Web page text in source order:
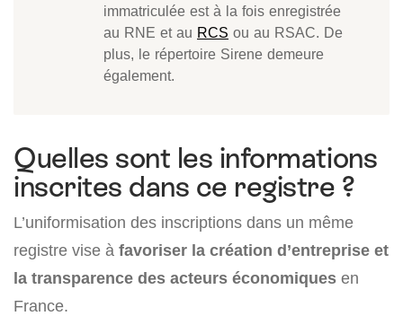
immatriculée est à la fois enregistrée
au RNE et au RCS ou au RSAC. De
plus, le répertoire Sirene demeure
également.
Quelles sont les informations
inscrites dans ce registre ?
L’uniformisation des inscriptions dans un même
registre vise à favoriser la création d’entreprise et
la transparence des acteurs économiques en
France.